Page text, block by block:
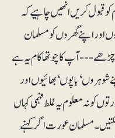
قبول کریں انھیں چاہیے کہ
اپنے گھروں کو مسلمان
--- آپ کا چوتھا کام یہ ہے
باپوں‘ بھائیوں اور
کو نہ معلوم یہ غلط فہمی کہاں
مسلمان عورت اگر کہنے